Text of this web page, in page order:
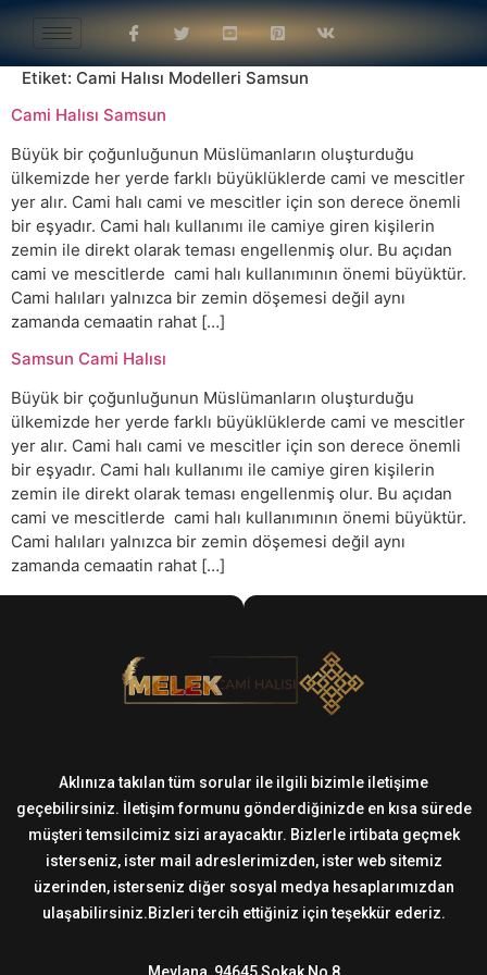
Etiket: Cami Halısı Modelleri Samsun
Cami Halısı Samsun
Büyük bir çoğunluğunun Müslümanların oluşturduğu
ülkemizde her yerde farklı büyüklüklerde cami ve mescitler
yer alır. Cami halı cami ve mescitler için son derece önemli
bir eşyadır. Cami halı kullanımı ile camiye giren kişilerin
zemin ile direkt olarak teması engellenmiş olur. Bu açıdan
cami ve mescitlerde cami halı kullanımının önemi büyüktür.
Cami halıları yalnızca bir zemin döşemesi değil aynı
zamanda cemaatin rahat […]
Samsun Cami Halısı
Büyük bir çoğunluğunun Müslümanların oluşturduğu
ülkemizde her yerde farklı büyüklüklerde cami ve mescitler
yer alır. Cami halı cami ve mescitler için son derece önemli
bir eşyadır. Cami halı kullanımı ile camiye giren kişilerin
zemin ile direkt olarak teması engellenmiş olur. Bu açıdan
cami ve mescitlerde cami halı kullanımının önemi büyüktür.
Cami halıları yalnızca bir zemin döşemesi değil aynı
zamanda cemaatin rahat […]
Aklınıza takılan tüm sorular ile ilgili bizimle iletişime
geçebilirsiniz. İletişim formunu gönderdiğinizde en kısa sürede
müşteri temsilcimiz sizi arayacaktır. Bizlerle irtibata geçmek
isterseniz, ister mail adreslerimizden, ister web sitemiz
üzerinden, isterseniz diğer sosyal medya hesaplarımızdan
ulaşabilirsiniz.Bizleri tercih ettiğiniz için teşekkür ederiz.